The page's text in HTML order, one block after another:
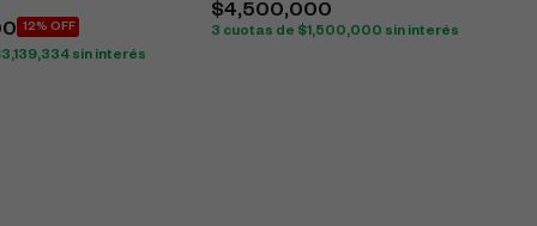
12% OFF
3,139,334 sin interés
$4,500,000
3 cuotas de $1,500,000 sin interés